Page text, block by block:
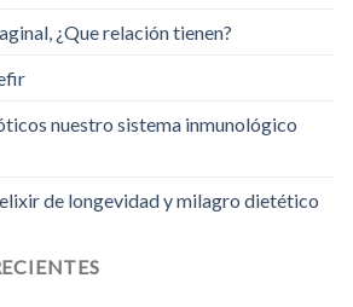
¿Que relación tienen?
nuestro sistema inmunológico
de longevidad y milagro dietético